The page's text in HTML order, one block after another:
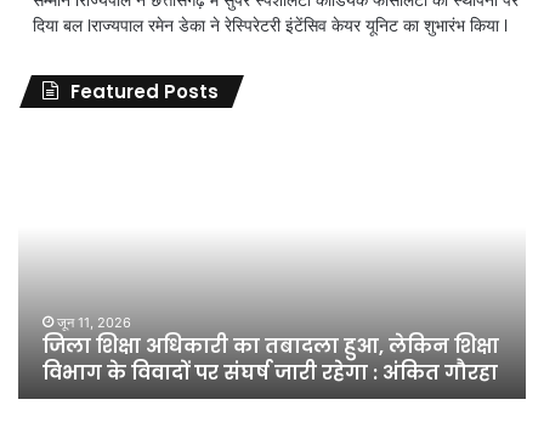
दिया बल lराज्यपाल रमेन डेका ने रेस्पिरेटरी इंटेंसिव केयर यूनिट का शुभारंभ किया l
Featured Posts
शिक्षा
विभाग
विवादों
जून 11, 2026
जिला शिक्षा अधिकारी का तबादला हुआ, लेकिन शिक्षा
विभाग के विवादों पर संघर्ष जारी रहेगा : अंकित गौरहा